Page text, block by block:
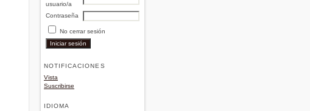
usuario/a
Contraseña
No cerrar sesión
NOTIFICACIONES
Vista
Suscribirse
IDIOMA